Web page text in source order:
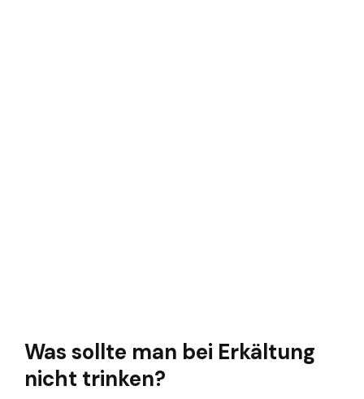
Was sollte man bei Erkältung
nicht trinken?